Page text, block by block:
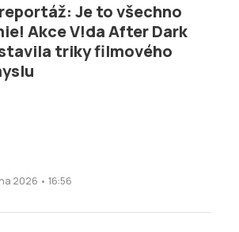
Je to všechno
Akce V!da After Dark
triky filmového
2026 • 16:56